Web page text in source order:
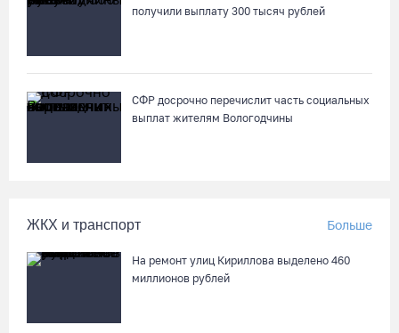
вечерней Вологды»
Слетели в кювет: под Вологдой фургон врезался в трактор
04.08.26 / 16:26
получили выплату 300 тысяч рублей
СФР досрочно перечислит часть социальных
выплат жителям Вологодчины
ЖКХ и транспорт Больше
На ремонт улиц Кириллова выделено 460
миллионов рублей